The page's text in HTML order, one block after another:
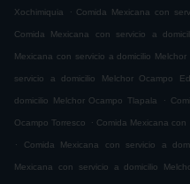
Xochimiquia . Comida Mexicana con
Comida Mexicana con servicio a
Mexicana con servicio a domicilio
servicio a domicilio Melchor Ocampo
domicilio Melchor Ocampo Tlapala .
Ocampo Torresco . Comida Mexicana
.
Comida Mexicana con servicio a
Mexicana con servicio a domicilio